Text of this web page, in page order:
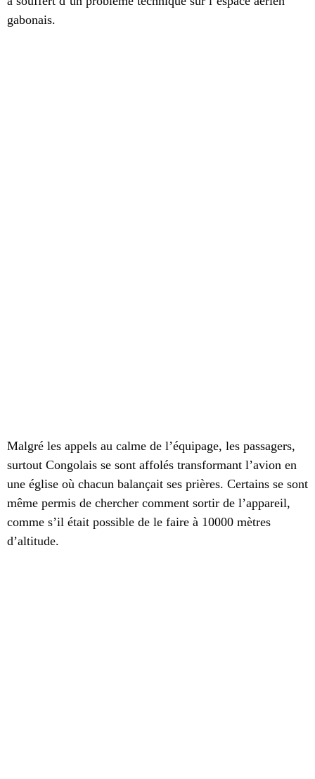
gabonais.
Malgré les appels au calme de l’équipage, les passagers,
surtout Congolais se sont affolés transformant l’avion en
une église où chacun balançait ses prières. Certains se sont
même permis de chercher comment sortir de l’appareil,
comme s’il était possible de le faire à 10000 mètres
d’altitude.